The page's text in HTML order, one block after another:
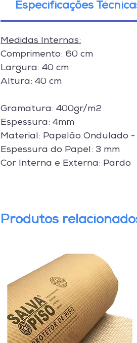
Especificações
Medidas Internas:
Comprimento: 60 cm
Largura: 40 cm
Altura: 40 cm
Gramatura: 400gr/m2
Espessura: 4mm
Material: Papelão Ondulado -
Espessura do Papel: 3 mm
Cor Interna e Externa: Pardo
Produtos